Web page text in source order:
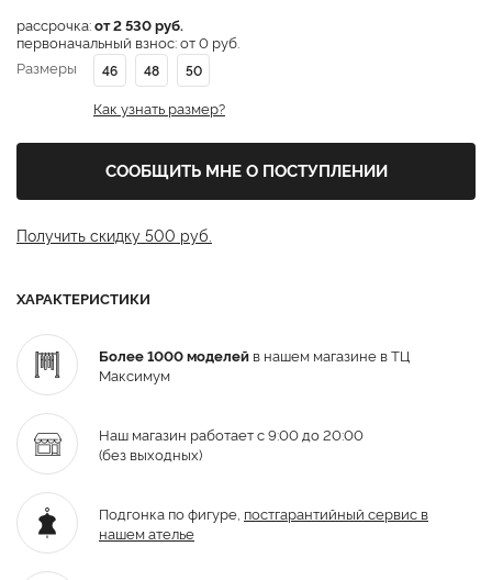
рассрочка:от 2 530 руб.
первоначальный взнос: от 0 руб.
Размеры
46 48 50
Как узнать размер?
СООБЩИТЬ МНЕ О ПОСТУПЛЕНИИ
Получить скидку 500 руб.
ХАРАКТЕРИСТИКИ
Более 1000 моделей в нашем магазине в ТЦ
Максимум
Наш магазин работает с 9:00 до 20:00
(без выходных)
Подгонка по фигуре, постгарантийный сервис в
нашем ателье